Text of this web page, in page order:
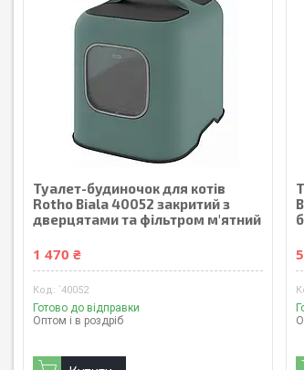
Туалет-будиночок для котів
Rotho Biala 40052 закритий з
дверцятами та фільтром м'ятний
1 470 ₴
`40052
Готово до відправки
Оптом і в роздріб